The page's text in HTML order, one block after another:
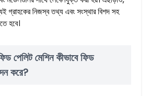
গ্রাহকের নিজস্ব তথ্য এবং সংস্থার বিশদ সহ
হবে।
পেলিট মেশিন কীভাবে ফিড
করে?